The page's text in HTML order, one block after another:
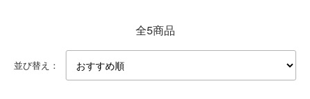
全5商品
並び替え：